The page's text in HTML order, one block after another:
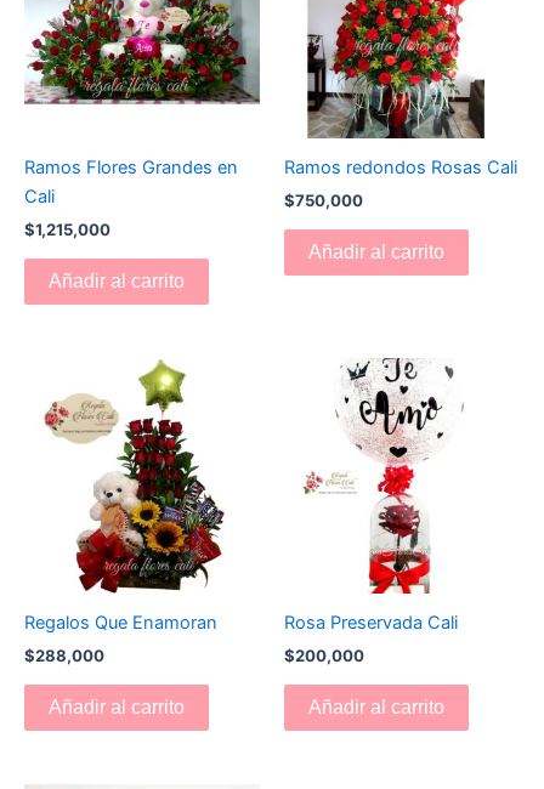
Ramos Flores Grandes en
Cali
$1,215,000
Añadir al carrito
Ramos redondos Rosas Cali
$750,000
Añadir al carrito
Regalos Que Enamoran
$288,000
Añadir al carrito
Rosa Preservada Cali
$200,000
Añadir al carrito